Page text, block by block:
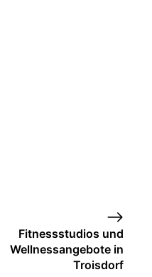
Fitnessstudios und
Wellnessangebote in
Troisdorf